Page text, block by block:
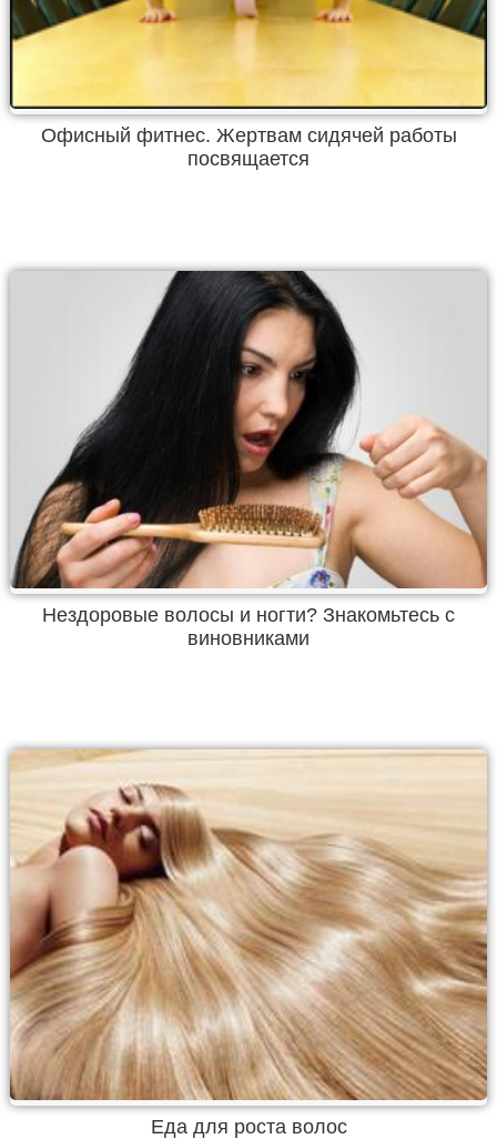
Офисный фитнес. Жертвам сидячей работы
посвящается
Нездоровые волосы и ногти? Знакомьтесь с
виновниками
Еда для роста волос